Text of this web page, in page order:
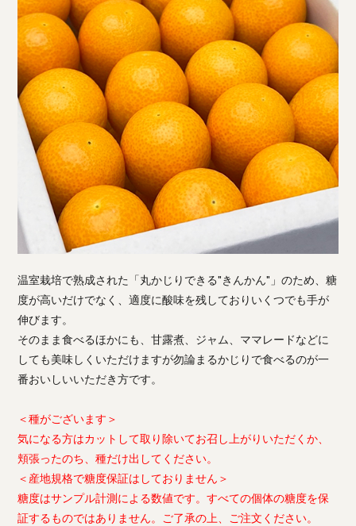
温室栽培で熟成された「丸かじりできる"きんかん"」のため、糖
度が高いだけでなく、適度に酸味を残しておりいくつでも手が
伸びます。
そのまま食べるほかにも、甘露煮、ジャム、ママレードなどに
しても美味しくいただけますが勿論まるかじりで食べるのが一
番おいしいいただき方です。
＜種がございます＞
気になる方はカットして取り除いてお召し上がりいただくか、
頬張ったのち、種だけ出してください。
＜産地規格で糖度保証はしておりません＞
糖度はサンプル計測による数値です。すべての個体の糖度を保
証するものではありません。ご了承の上、ご注文ください。